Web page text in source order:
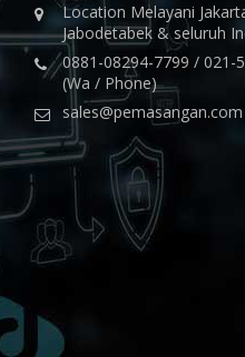
Location Melayani
Jabodetabek & seluruh
0881-08294-7799 / 021-
(Wa / Phone)
sales@pemasangan.com